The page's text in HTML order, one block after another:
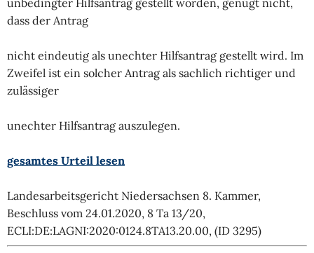
unbedingter Hilfsantrag gestellt worden, genügt nicht,
dass der Antrag
nicht eindeutig als unechter Hilfsantrag gestellt wird. Im
Zweifel ist ein solcher Antrag als sachlich richtiger und
zulässiger
unechter Hilfsantrag auszulegen.
gesamtes Urteil lesen
Landesarbeitsgericht Niedersachsen 8. Kammer,
Beschluss vom 24.01.2020, 8 Ta 13/20,
ECLI:DE:LAGNI:2020:0124.8TA13.20.00, (ID 3295)